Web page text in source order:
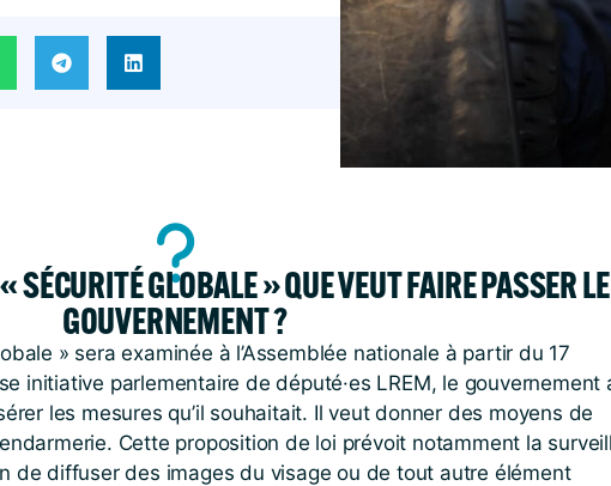
SÉCURITÉ GLOBALE » QUE VEUT FAIRE PASSER LE
GOUVERNEMENT ?
» sera examinée à l’Assemblée nationale à partir du 17
initiative parlementaire de député·es LREM, le gouvernement
les mesures qu’il souhaitait. Il veut donner des moyens de
Cette proposition de loi prévoit notamment la
de diffuser des images du visage ou de tout autre élément